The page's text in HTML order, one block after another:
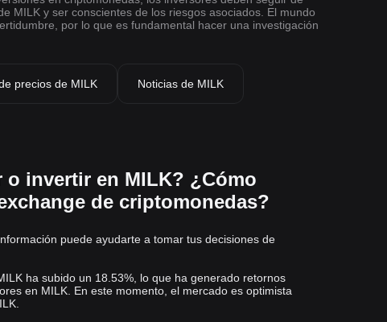
MILK y ser conscientes de los riesgos asociados. El mundo
por lo que es fundamental hacer una investigación
precios de MILK Noticias de MILK
o invertir en MILK? ¿Cómo
de criptomonedas?
puede ayudarte a tomar tus decisiones de
ha subido un 18.53%, lo que ha generado retornos
en MILK. En este momento, el mercado es optimista